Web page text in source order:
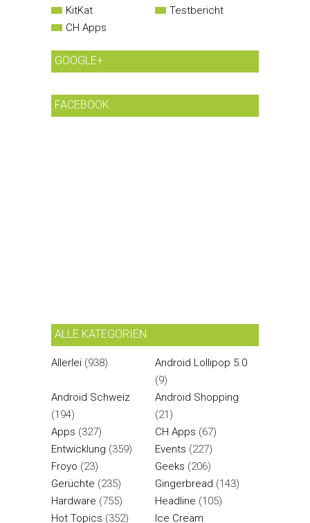
KitKat
Testbericht
CH Apps
GOOGLE+
FACEBOOK
ALLE KATEGORIEN
Allerlei (938)
Android Lollipop 5.0
(9)
Android Schweiz
(194)
Android Shopping
(21)
Apps (327) CH Apps (67)
Entwicklung (359) Events (227)
Froyo (23) Geeks (206)
Gerüchte (235) Gingerbread (143)
Hardware (755) Headline (105)
Hot Topics (352)
Ice Cream